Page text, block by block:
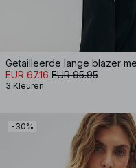
Getailleerde lange blazer
EUR 67.16 EUR 95.95
3 Kleuren
-30%